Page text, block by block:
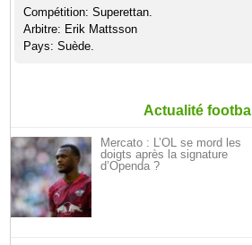
Compétition: Superettan.
Arbitre: Erik Mattsson
Pays: Suède.
Actualité football
Mercato : L’OL se mord les
doigts après la signature
d’Openda ?